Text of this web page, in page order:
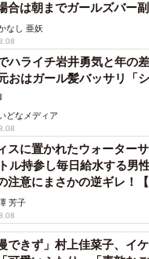
を取り戻したおばあさま（提
は、夏樹さん愛用の
2 Pro」とのこと。今
ることや充電の手間、
線」タイプのノイズキ
検討中なのだとか。
験』してもらってから
合は朝までガールズバー
取材】
なし 亜妖
ハライチ岩井勇気と年の差
おはガール髪バッサリ「
どなメディア
スに置かれたウォーター
ル持参し毎日給水する男
注意にまさかの逆ギレ！
芳子
できず」村上佳菜子、イ